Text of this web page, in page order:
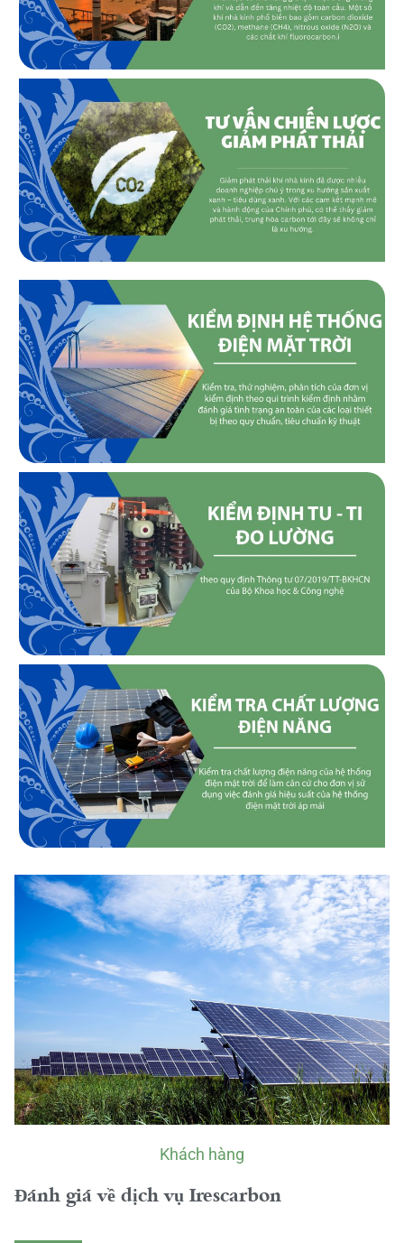
Khách hàng
Đánh giá về dịch vụ Irescarbon